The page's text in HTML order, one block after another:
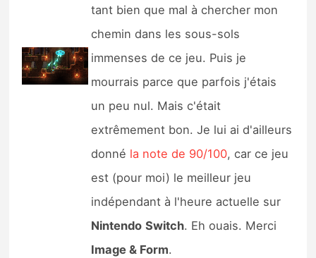
tant bien que mal à chercher mon
chemin dans les sous-sols
immenses de ce jeu. Puis je
mourrais parce que parfois j'étais
un peu nul. Mais c'était
extrêmement bon. Je lui ai d'ailleurs
donné la note de 90/100, car ce jeu
est (pour moi) le meilleur jeu
indépendant à l'heure actuelle sur
Nintendo Switch. Eh ouais. Merci
Image & Form.